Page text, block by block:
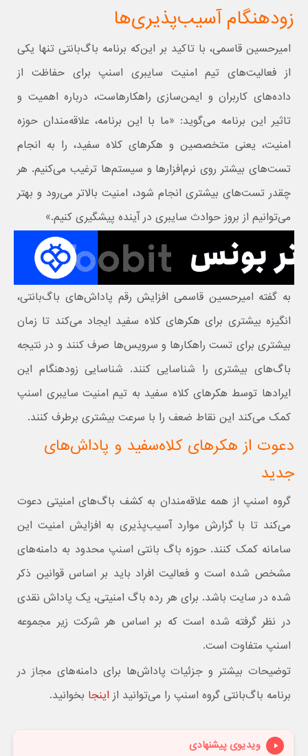
زودهنگام آسیب‌پذیری‌ها
امیرحسین قاسمی، با تاکید بر این‌که برنامه باگ‌بانتی تنها یکی
از فعالیت‌های تیم امنیت سایبری اسنپ برای حفاظت از
داده‌های کاربران و ایمن‌سازی راهکارهاست، درباره اهمیت و
تاثیر این برنامه می‌گوید: «ما با این برنامه، علاقه‌مندان حوزه
امنیت، یعنی متخصصین و هکرهای کلاه سفید، را به انجام
تست‌های بیشتر روی نرم‌افزارها و سیستم‌ها ترغیب می‌کنیم. هر
چقدر تست‌های بیشتری انجام شود، امنیت بالاتر می‌رود و بهتر
می‌توانیم از بروز حوادث سایبری در آینده پیشگیری کنیم.»
به گفته امیرحسین قاسمی افزایش رقم پاداش‌های باگ‌بانتی،
انگیزه‌ بیشتری برای هکرهای کلاه سفید ایجاد می‌کند تا زمان
بیشتری برای تست راهکارها و سرویس‌ها صرف کنند و در نتیجه
باگ‌های بیشتری را شناسایی کنند. شناسایی زودهنگام این
ایرادها توسط هکرهای کلاه سفید به تیم امنیت سایبری اسنپ
کمک می‌کند این نقاط ضعف را با سرعت بیشتری برطرف کنند.
دعوت از هکرهای کلاه‌سفید و پاداش‌های
جدید
گروه اسنپ از همه علاقه‌مندان به کشف باگ‌های امنیتی دعوت
می‌کند تا با گزارش موارد آسیب‌پذیری به افزایش امنیت این
سامانه کمک کنند. حوزه باگ بانتی اسنپ محدود به دامنه‌های
مشخص شده است و فعالیت افراد باید بر اساس قوانین ذکر
شده در سایت باشد. برای هر رده باگ امنیتی، یک پاداش نقدی
در نظر گرفته شده است که بر اساس هر شرکت زیر مجموعه
اسنپ متفاوت است.
توضیحات بیشتر و جزئیات پاداش‌ها برای دامنه‌های مجاز در
برنامه باگ‌بانتی گروه اسنپ را می‌توانید از اینجا بخوانید.
ویدیوی پیشنهادی